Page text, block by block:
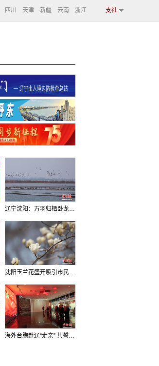
四川 天津 新疆 云南 浙江 支社
辽宁沈阳：万羽归栖卧龙湖看群鸟齐飞
沈阳玉兰花盛开吸引市民打卡
海外台胞赴辽“走亲” 共誓“和平初心”